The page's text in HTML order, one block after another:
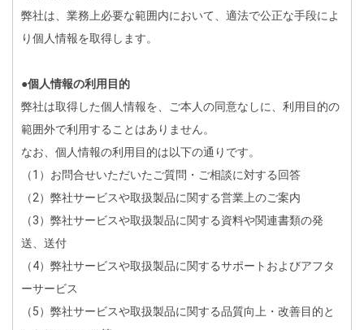
弊社は、業務上必要な範囲内において、適法で公正な手段によ
り個人情報を取得します。
●個人情報の利用目的
弊社は取得した個人情報を、ご本人の同意なしに、利用目的の
範囲外で利用することはありません。
なお、個人情報の利用目的は以下の通りです。
（1）お問合せいただいたご質問・ご相談に対する回答
（2）弊社サービスや取扱製品に関する営業上のご案内
（3）弊社サービスや取扱製品に関する資料や関連書類の発
送、送付
（4）弊社サービスや取扱製品に関するサポートおよびアフタ
ーサービス
（5）弊社サービスや取扱製品に関する品質向上・改善目的と